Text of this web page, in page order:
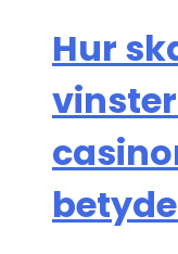
Hur